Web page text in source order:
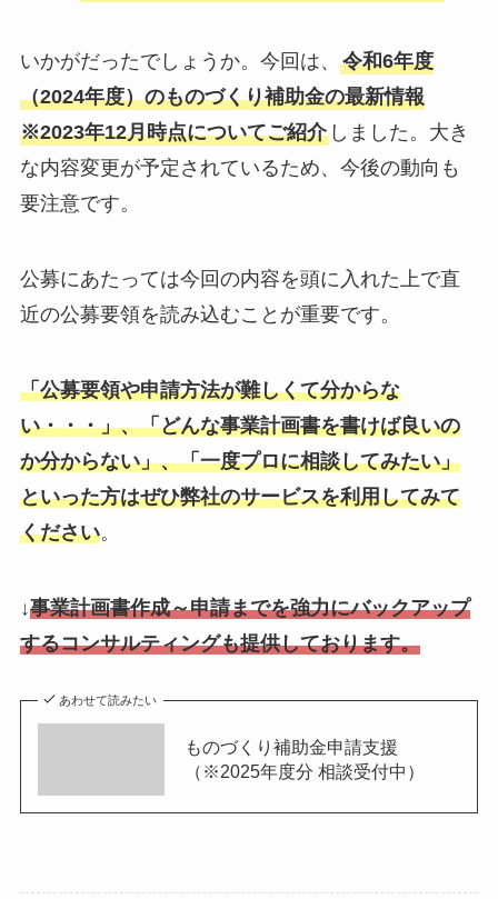
いかがだったでしょうか。今回は、 令和6年度
（2024年度）のものづくり補助金の最新情報
※2023年12月時点についてご紹介しました。大き
な内容変更が予定されているため、今後の動向も
要注意です。
公募にあたっては今回の内容を頭に入れた上で直
近の公募要領を読み込むことが重要です。
「公募要領や申請方法が難しくて分からな
い・・・」、「どんな事業計画書を書けば良いの
か分からない」、「一度プロに相談してみたい」
といった方はぜひ弊社のサービスを利用してみて
ください。
↓事業計画書作成～申請までを強力にバックアップ
するコンサルティングも提供しております。
あわせて読みたい
ものづくり補助金申請支援
（※2025年度分 相談受付中）